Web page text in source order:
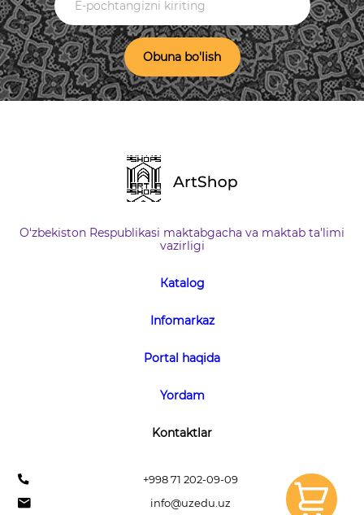
Obuna bo'lish
O‘zbekiston Respublikasi maktabgacha va maktab ta'limi
vazirligi
Кatalog
Infomarkaz
Portal haqida
Yordam
Kontaktlar
+998 71 202-09-09
info@uzedu.uz